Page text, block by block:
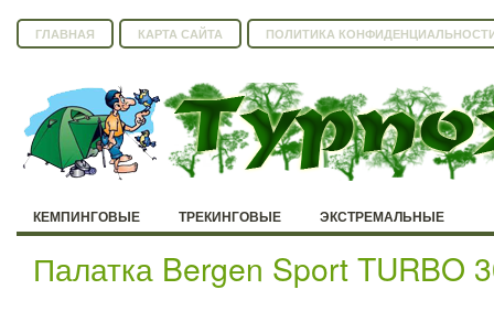
ГЛАВНАЯ КАРТА САЙТА ПОЛИТИКА
КЕМПИНГОВЫЕ ТРЕКИНГОВЫЕ ЭКСТРЕМАЛЬНЫЕ
Палатка Bergen Sport TURBO